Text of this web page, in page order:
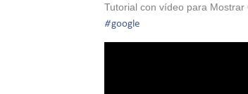
Tutorial con vídeo para Mostrar
# google